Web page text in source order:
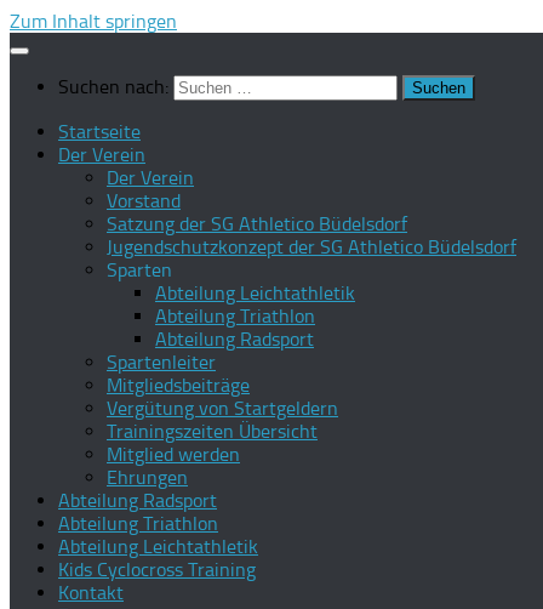
Zum Inhalt springen
Suchen nach:
Startseite
Der Verein
Der Verein
Vorstand
Satzung der SG Athletico Büdelsdorf
Jugendschutzkonzept der SG Athletico Büdelsdorf
Sparten
Abteilung Leichtathletik
Abteilung Triathlon
Abteilung Radsport
Spartenleiter
Mitgliedsbeiträge
Vergütung von Startgeldern
Trainingszeiten Übersicht
Mitglied werden
Ehrungen
Abteilung Radsport
Abteilung Triathlon
Abteilung Leichtathletik
Kids Cyclocross Training
Kontakt